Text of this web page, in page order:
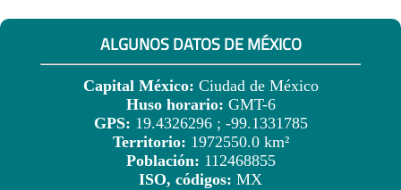
ALGUNOS DATOS DE MÉXICO
Capital México: Ciudad de México
Huso horario: GMT-6
GPS: 19.4326296 ; -99.1331785
Territorio: 1972550.0 km²
Población: 112468855
ISO, códigos: MX